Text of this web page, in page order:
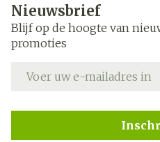
Nieuwsbrief
Blijf op de hoogte van
promoties